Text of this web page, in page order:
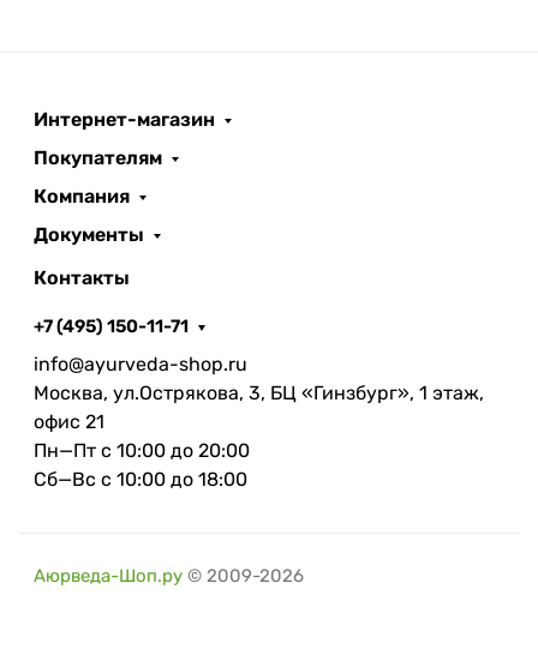
Интернет-магазин
Покупателям
Компания
Документы
Контакты
+7 (495) 150-11-71
info@ayurveda-shop.ru
Москва, ул.Острякова, 3, БЦ «Гинзбург», 1 этаж,
офис 21
Пн—Пт с 10:00 до 20:00
Сб—Вс с 10:00 до 18:00
Аюрведа-Шоп.ру © 2009-2026